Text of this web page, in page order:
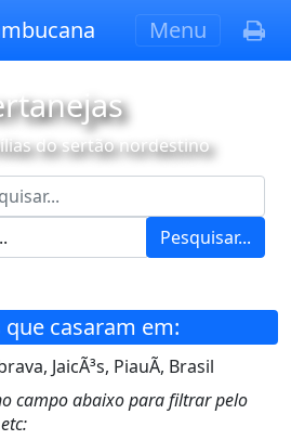
Menu
do sertão nordestino
Pesquisar...
que casaram em:
JaicÃ³s, PiauÃ­, Brasil
campo abaixo para filtrar pelo